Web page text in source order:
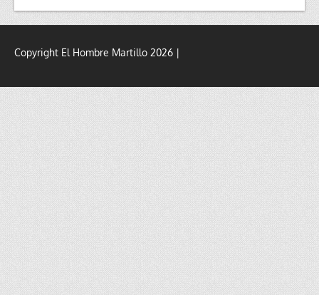
Copyright El Hombre Martillo 2026 |